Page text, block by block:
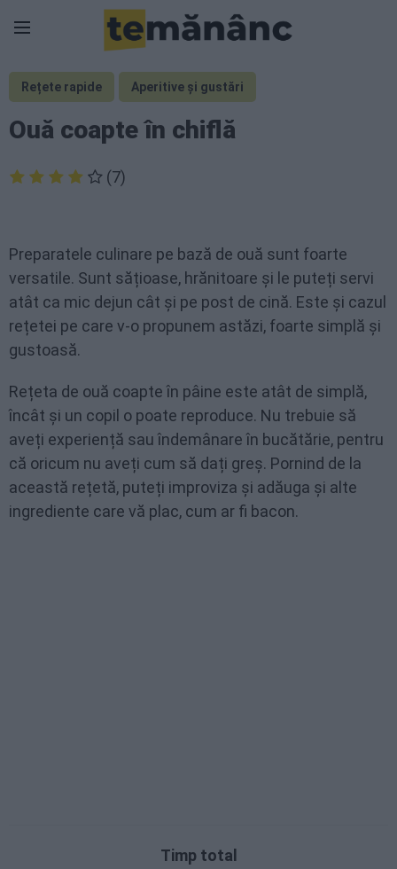
Rețete rapide Aperitive și gustări
Ouă coapte în chiflă
(7)
Preparatele culinare pe bază de ouă sunt foarte
versatile. Sunt sățioase, hrănitoare și le puteți servi
atât ca mic dejun cât și pe post de cină. Este și cazul
rețetei pe care v-o propunem astăzi, foarte simplă și
gustoasă.
Rețeta de ouă coapte în pâine este atât de simplă,
încât și un copil o poate reproduce. Nu trebuie să
aveți experiență sau îndemânare în bucătărie, pentru
că oricum nu aveți cum să dați greș. Pornind de la
această rețetă, puteți improviza și adăuga și alte
ingrediente care vă plac, cum ar fi bacon.
Timp total